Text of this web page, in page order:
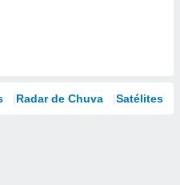
Radar de Chuva Satélites